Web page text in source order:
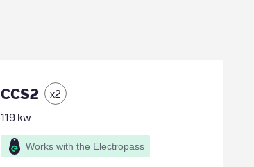
CCS2 x2
119 kw
Works with the Electropass